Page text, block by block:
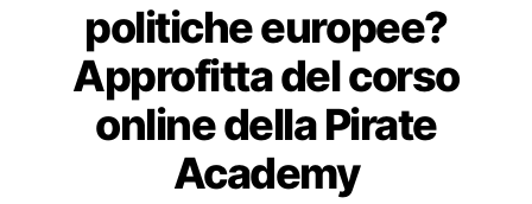
politiche europee?
Approfitta del corso
online della Pirate
Academy